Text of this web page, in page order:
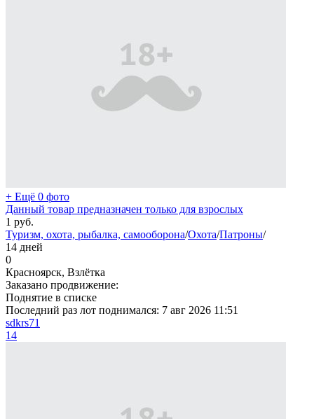
+ Ещё 0 фото
Данный товар предназначен только для взрослых
1 руб.
Туризм, охота, рыбалка, самооборона/Охота/Патроны/
14 дней
0
Красноярск, Взлётка
Заказано продвижение:
Поднятие в списке
Последний раз лот поднимался: 7 авг 2026 11:51
sdkrs71
14